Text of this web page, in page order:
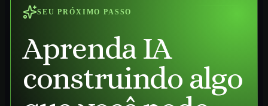
SEU PRÓXIMO PASSO
Aprenda IA
construindo algo